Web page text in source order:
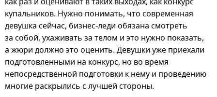
купальников. Нужно понимать, что современная
девушка сейчас, бизнес-леди обязана смотреть
за собой, ухаживать за телом и это нужно показать,
а жюри должно это оценить. Девушки уже приехали
подготовленными на конкурс, но во время
непосредственной подготовки к нему и проведению
многие раскрылись с лучшей стороны.